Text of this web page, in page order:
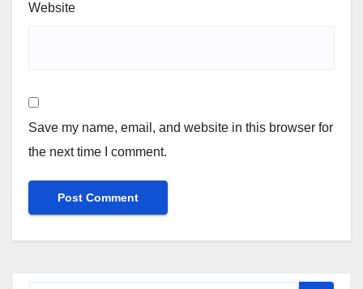
Website
Save my name, email, and website in this browser for
the next time I comment.